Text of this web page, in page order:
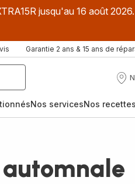
jusqu'au 16 août 2026.
Garantie 2 ans & 15 ans de
Nos
Nos servicesNos recettes
automnale